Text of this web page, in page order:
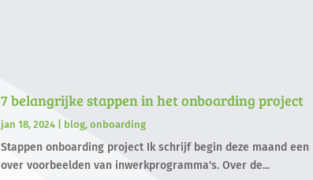
7 belangrijke stappen in het onboarding project
jan 18, 2024 blog,onboarding
Stappen onboarding project Ik schrijf begin deze maand een
over voorbeelden van inwerkprogramma's. Over de...